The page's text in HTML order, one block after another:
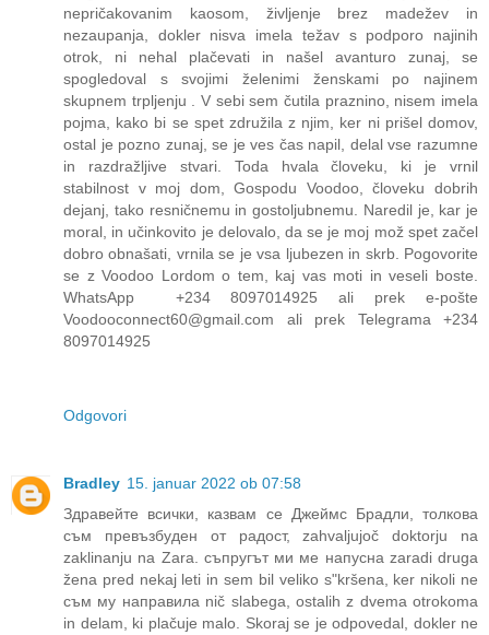
nepričakovanim kaosom, življenje brez madežev in
nezaupanja, dokler nisva imela težav s podporo najinih
otrok, ni nehal plačevati in našel avanturo zunaj, se
spogledoval s svojimi želenimi ženskami po najinem
skupnem trpljenju . V sebi sem čutila praznino, nisem imela
pojma, kako bi se spet združila z njim, ker ni prišel domov,
ostal je pozno zunaj, se je ves čas napil, delal vse razumne
in razdražljive stvari. Toda hvala človeku, ki je vrnil
stabilnost v moj dom, Gospodu Voodoo, človeku dobrih
dejanj, tako resničnemu in gostoljubnemu. Naredil je, kar je
moral, in učinkovito je delovalo, da se je moj mož spet začel
dobro obnašati, vrnila se je vsa ljubezen in skrb. Pogovorite
se z Voodoo Lordom o tem, kaj vas moti in veseli boste.
WhatsApp +234 8097014925 ali prek e-pošte
Voodooconnect60@gmail.com ali prek Telegrama +234
8097014925
Odgovori
Bradley 15. januar 2022 ob 07:58
Здравейте всички, казвам се Джеймс Брадли, толкова
съм превъзбуден от радост, zahvaljujoč doktorju na
zaklinanju na Zara. съпругът ми ме напусна zaradi druga
žena pred nekaj leti in sem bil veliko sʺkršena, ker nikoli ne
съм му направила nič slabega, ostalih z dvema otrokoma
in delam, ki plačuje malo. Skoraj se je odpovedal, dokler ne